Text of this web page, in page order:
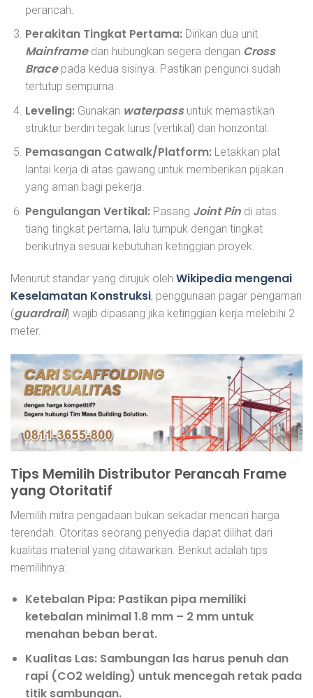
perancah.
Perakitan Tingkat Pertama:Dirikan dua unit
Mainframedan hubungkan segera dengan Cross
Bracepada kedua sisinya. Pastikan pengunci sudah
tertutup sempurna.
Leveling:Gunakan waterpassuntuk memastikan
struktur berdiri tegak lurus (vertikal) dan horizontal.
Pemasangan Catwalk/Platform:Letakkan plat
lantai kerja di atas gawang untuk memberikan pijakan
yang aman bagi pekerja.
Pengulangan Vertikal:Pasang Joint Pindi atas
tiang tingkat pertama, lalu tumpuk dengan tingkat
berikutnya sesuai kebutuhan ketinggian proyek.
Menurut standar yang dirujuk oleh Wikipedia mengenai
Keselamatan Konstruksi, penggunaan pagar pengaman
(guardrail) wajib dipasang jika ketinggian kerja melebihi 2
meter.
Tips Memilih Distributor Perancah Frame
yang Otoritatif
Memilih mitra pengadaan bukan sekadar mencari harga
terendah. Otoritas seorang penyedia dapat dilihat dari
kualitas material yang ditawarkan. Berikut adalah tips
memilihnya:
Ketebalan Pipa:Pastikan pipa memiliki
ketebalan minimal 1.8 mm – 2 mm untuk
menahan beban berat.
Kualitas Las:Sambungan las harus penuh dan
rapi (CO2 welding) untuk mencegah retak pada
titik sambungan.